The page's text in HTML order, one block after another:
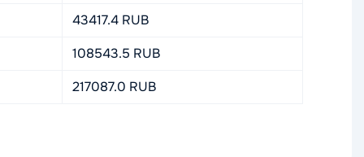
43417.4 RUB
108543.5 RUB
217087.0 RUB